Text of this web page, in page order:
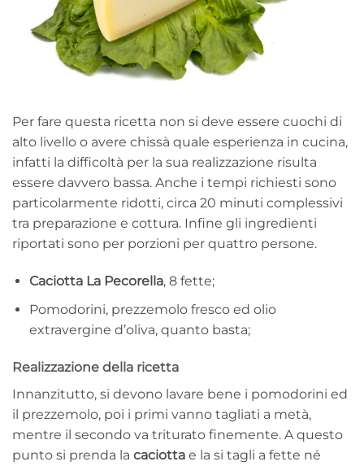
Per fare questa ricetta non si deve essere cuochi di
alto livello o avere chissà quale esperienza in cucina,
infatti la difficoltà per la sua realizzazione risulta
essere davvero bassa. Anche i tempi richiesti sono
particolarmente ridotti, circa 20 minuti complessivi
tra preparazione e cottura. Infine gli ingredienti
riportati sono per porzioni per quattro persone.
Caciotta La Pecorella, 8 fette;
Pomodorini, prezzemolo fresco ed olio
extravergine d’oliva, quanto basta;
Realizzazione della ricetta
Innanzitutto, si devono lavare bene i pomodorini ed
il prezzemolo, poi i primi vanno tagliati a metà,
mentre il secondo va triturato finemente. A questo
punto si prenda la caciotta e la si tagli a fette né